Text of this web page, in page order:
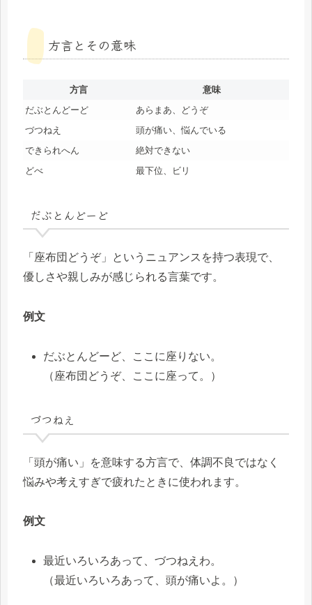
方言とその意味
方言
意味
だぶとんどーど
あらまあ、どうぞ
づつねえ
頭が痛い、悩んでいる
できられへん
絶対できない
どべ
最下位、ビリ
だぶとんどーど
「座布団どうぞ」というニュアンスを持つ表現で、
優しさや親しみが感じられる言葉です。
例文
だぶとんどーど、ここに座りない。
（座布団どうぞ、ここに座って。）
づつねえ
「頭が痛い」を意味する方言で、体調不良ではなく
悩みや考えすぎで疲れたときに使われます。
例文
最近いろいろあって、づつねえわ。
（最近いろいろあって、頭が痛いよ。）